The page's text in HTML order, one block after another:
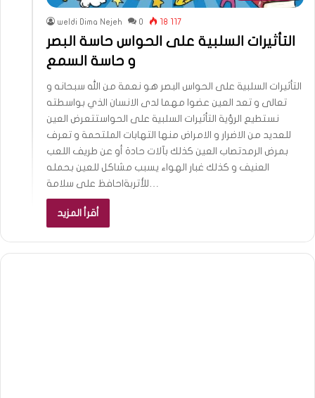
weldi Dima Nejeh 0 18 117
التأثيرات السلبية على الحواس حاسة البصر
و حاسة السمع
التأثيرات السلبية على الحواس البصر هو نعمة من الله سبحانه و
تعالى و تعد العين عضوا مهما لدى الانسان الذي بواسطته
نستطيع الرؤية التأثيرات السلبية على الحواستتعرض العين
للعديد من الاضرار و الامراض منها التهابات الملتحمة و تعرف
بمرض الرمدتصاب العين كذلك بآلات حادة أو عن طريف اللعب
العنيف و كذلك غبار الهواء يسبب مشاكل للعين بحمله
أقرأ المزيد